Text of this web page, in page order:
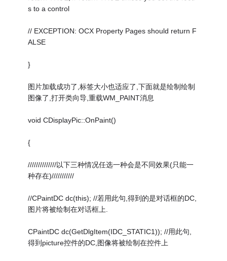
s to a control
// EXCEPTION: OCX Property Pages should return F
ALSE
}
图片加载成功了,标签大小也适应了,下面就是绘制绘制
图像了,打开类向导,重载WM_PAINT消息
void CDisplayPic::OnPaint()
{
//////////////以下三种情况任选一种会是不同效果(只能一
种存在)///////////
//CPaintDC dc(this); //若用此句,得到的是对话框的DC,
图片将被绘制在对话框上.
CPaintDC dc(GetDlgItem(IDC_STATIC1)); //用此句,
得到picture控件的DC,图像将被绘制在控件上